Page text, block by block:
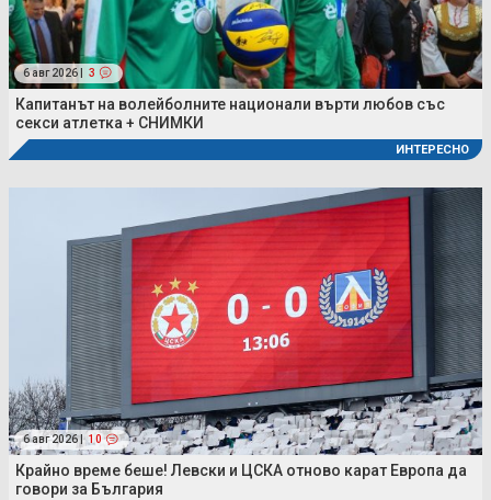
6 авг 2026 | 3
Капитанът на волейболните национали върти любов със
секси атлетка + СНИМКИ
ИНТЕРЕСНО
6 авг 2026 | 10
Крайно време беше! Левски и ЦСКА отново карат Европа да
говори за България